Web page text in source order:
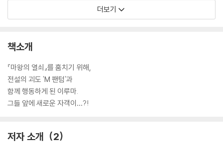
더보기
책소개
『마왕의 열쇠』를 훔치기 위해,
전설의 괴도 'M 팬텀'과
함께 행동하게 된 이루마.
그들 앞에 새로운 자객이…?!
저자 소개 2